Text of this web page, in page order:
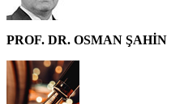
PROF. DR. OSMAN ŞAHİN